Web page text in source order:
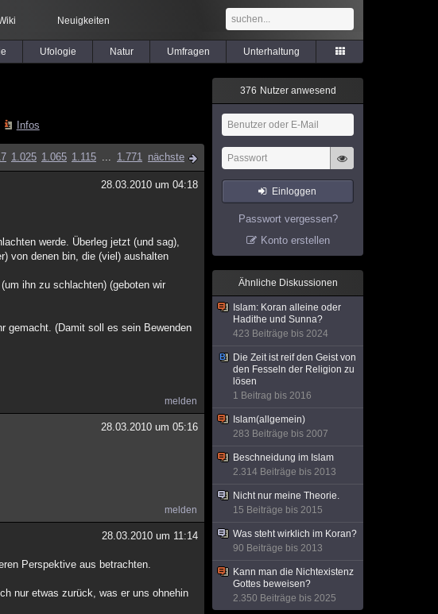
Neuigkeiten
Ufologie Natur Umfragen Unterhaltung
Infos
1.025 1.065 1.115 ... 1.771 nächste
28.03.2010 um 04:18
werde. Überleg jetzt (und sag),
von denen bin, die (viel) aushalten
ihn zu schlachten) (geboten wir
gemacht. (Damit soll es sein Bewenden
melden
28.03.2010 um 05:16
melden
28.03.2010 um 11:14
Perspektive aus betrachten.
nur etwas zurück, was er uns ohnehin
376 Nutzer anwesend
Einloggen
Passwort vergessen?
Konto erstellen
Ähnliche Diskussionen
Islam: Koran alleine oder
Hadithe und Sunna?
423 Beiträge bis 2024
Die Zeit ist reif den Geist von
den Fesseln der Religion zu
lösen
1 Beitrag bis 2016
Islam(allgemein)
283 Beiträge bis 2007
Beschneidung im Islam
2.314 Beiträge bis 2013
Nicht nur meine Theorie.
15 Beiträge bis 2015
Was steht wirklich im Koran?
90 Beiträge bis 2013
Kann man die Nichtexistenz
Gottes beweisen?
2.350 Beiträge bis 2025